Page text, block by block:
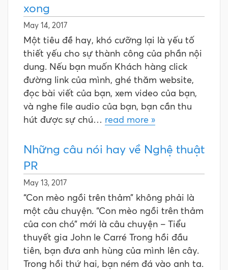
xong
May 14, 2017
Một tiêu đề hay, khó cưỡng lại là yếu tố
thiết yếu cho sự thành công của phần nội
dung. Nếu bạn muốn Khách hàng click
đường link của mình, ghé thăm website,
đọc bài viết của bạn, xem video của bạn,
và nghe file audio của bạn, bạn cần thu
hút được sự chú… read more »
Những câu nói hay về Nghệ thuật
PR
May 13, 2017
“Con mèo ngồi trên thảm” không phải là
một câu chuyện. “Con mèo ngồi trên thảm
của con chó” mới là câu chuyện – Tiểu
thuyết gia John le Carré Trong hồi đầu
tiên, bạn đưa anh hùng của mình lên cây.
Trong hồi thứ hai, bạn ném đá vào anh ta.